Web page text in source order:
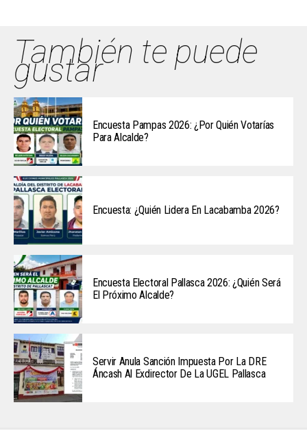
También te puede
gustar
Encuesta Pampas 2026: ¿Por Quién Votarías
Para Alcalde?
Encuesta: ¿Quién Lidera En Lacabamba 2026?
Encuesta Electoral Pallasca 2026: ¿Quién Será
El Próximo Alcalde?
Servir Anula Sanción Impuesta Por La DRE
Áncash Al Exdirector De La UGEL Pallasca